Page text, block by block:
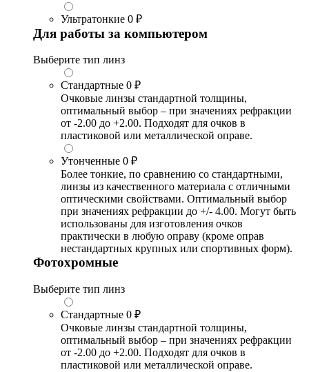
Ультратонкие 0 ₽
Для работы за компьютером
Выберите тип линз
Стандартные 0 ₽
Очковые линзы стандартной толщины,
оптимальный выбор – при значениях рефракции
от -2.00 до +2.00. Подходят для очков в
пластиковой или металлической оправе.
Утонченные 0 ₽
Более тонкие, по сравнению со стандартными,
линзы из качественного материала с отличными
оптическими свойствами. Оптимальный выбор
при значениях рефракции до +/- 4.00. Могут быть
использованы для изготовления очков
практически в любую оправу (кроме оправ
нестандартных крупных или спортивных форм).
Фотохромные
Выберите тип линз
Стандартные 0 ₽
Очковые линзы стандартной толщины,
оптимальный выбор – при значениях рефракции
от -2.00 до +2.00. Подходят для очков в
пластиковой или металлической оправе.